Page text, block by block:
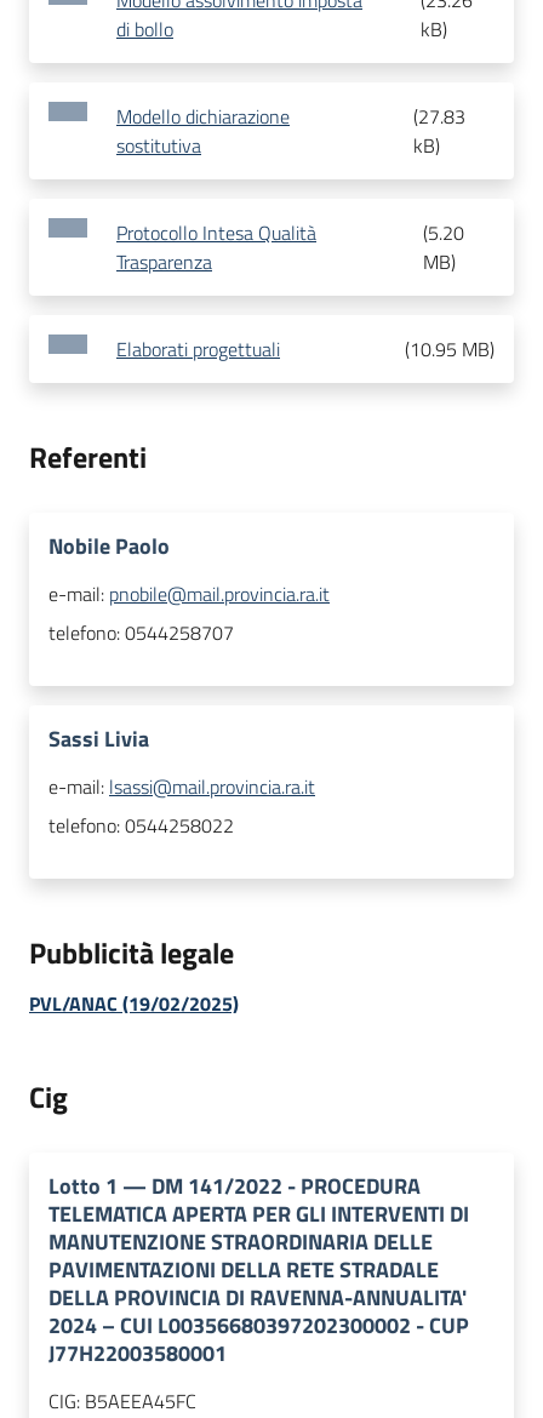
di bollo
kB)
Modello dichiarazione
sostitutiva
(27.83
kB)
Protocollo Intesa Qualità
Trasparenza
(5.20
MB)
Elaborati progettuali (10.95 MB)
Referenti
Nobile Paolo
e-mail: pnobile@mail.provincia.ra.it
telefono:0544258707
Sassi Livia
e-mail: lsassi@mail.provincia.ra.it
telefono:0544258022
Pubblicità legale
PVL/ANAC (19/02/2025)
Cig
Lotto 1 — DM 141/2022 - PROCEDURA
TELEMATICA APERTA PER GLI INTERVENTI DI
MANUTENZIONE STRAORDINARIA DELLE
PAVIMENTAZIONI DELLA RETE STRADALE
DELLA PROVINCIA DI RAVENNA-ANNUALITA'
2024 – CUI L00356680397202300002 - CUP
J77H22003580001
CIG: B5AEEA45FC